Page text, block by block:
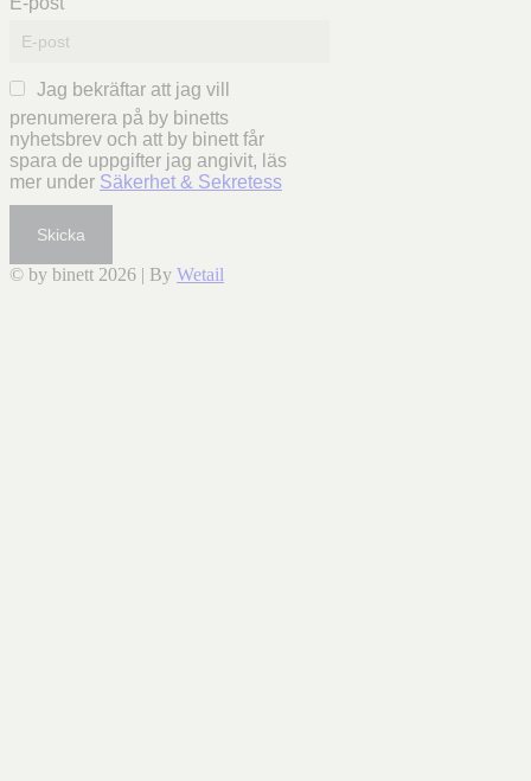
Jag bekräftar att jag vill
prenumerera på by binetts
nyhetsbrev och att by binett får
spara de uppgifter jag angivit, läs
mer under Säkerhet & Sekretess
Skicka
© by binett 2026 | By Wetail